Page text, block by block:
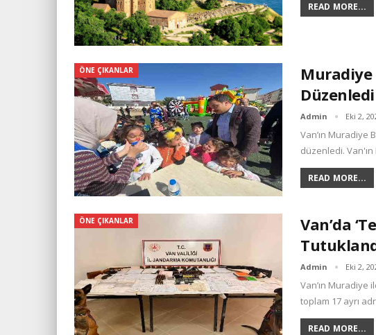
READ MORE...
ÖNE ÇIKANLAR
Muradiye
Düzenledi
Admin Eki 2,
Van’ın Muradiye
düzenledi.
READ MORE...
ÖNE ÇIKANLAR
Van’da
Admin Eki 2,
Van’ın Muradiye
toplam 17 ayrı
READ MORE...